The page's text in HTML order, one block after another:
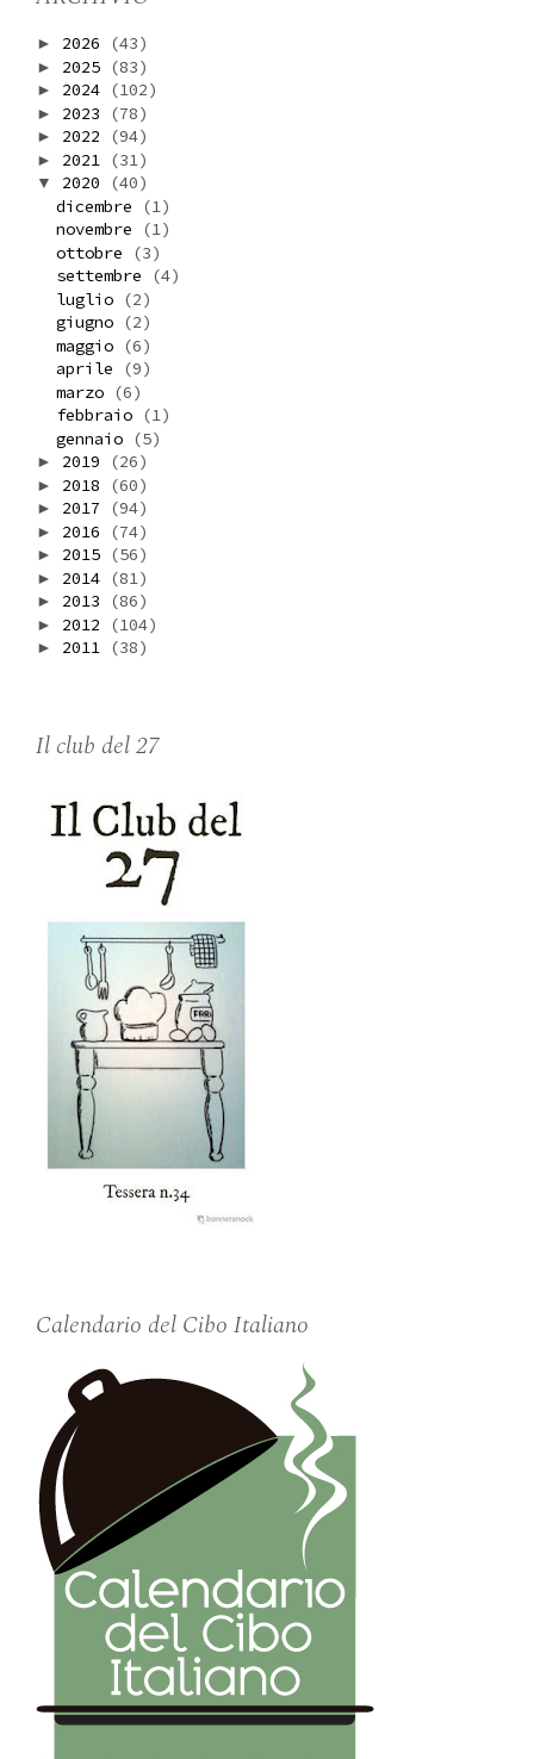
► 2026 (43)
► 2025 (83)
► 2024 (102)
► 2023 (78)
► 2022 (94)
► 2021 (31)
▼ 2020
(40)
dicembre
(1)
novembre
(1)
ottobre
(3)
settembre
(4)
luglio (2)
giugno (2)
maggio (6)
aprile
(9)
marzo (6)
febbraio (1)
gennaio (5)
► 2019 (26)
► 2018 (60)
► 2017 (94)
► 2016 (74)
► 2015 (56)
► 2014 (81)
► 2013 (86)
► 2012 (104)
► 2011 (38)
Il club del 27
Calendario del Cibo Italiano